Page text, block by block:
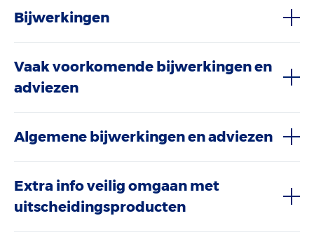
Bijwerkingen
Vaak voorkomende bijwerkingen en
adviezen
Algemene bijwerkingen en adviezen
Extra info veilig omgaan met
uitscheidingsproducten